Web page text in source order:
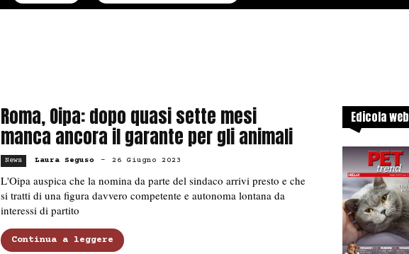
Roma, Oipa: dopo quasi sette mesi
manca ancora il garante per gli animali
News Laura Seguso - 26 Giugno 2023
L'Oipa auspica che la nomina da parte del sindaco arrivi presto e che
si tratti di una figura davvero competente e autonoma lontana da
interessi di partito
Continua a leggere
Edicola web